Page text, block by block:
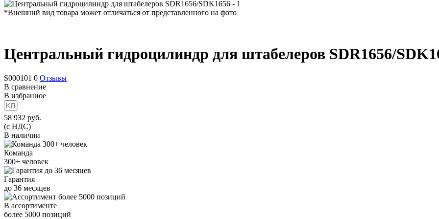
*Внешний вид товара может отличаться от представленного на фото
Центральный гидроцилиндр для штабелеров SDR1656/
S000101 0 Отзывы
В сравнение
В избранное
58 932 руб.
(с НДС)
В наличии
Команда
300+ человек
Гарантия
до 36 месяцев
В ассортименте
более 5000 позиций